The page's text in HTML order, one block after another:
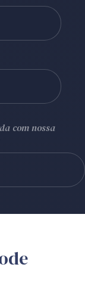
com nossa